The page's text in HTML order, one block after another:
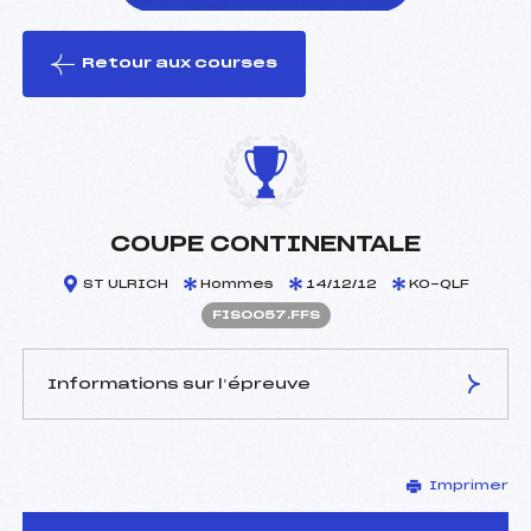
le ski
Retour aux courses
COUPE CONTINENTALE
ST ULRICH Hommes 14/12/12 KO-QLF
FIS0057.FFS
Informations sur l’épreuve
–
D.T Adjoint :
–
Imprimer